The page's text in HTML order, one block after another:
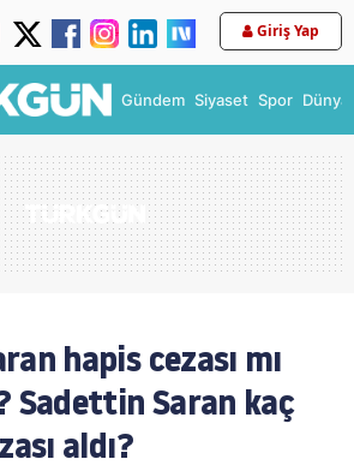
Giriş Yap
Gündem Siyaset Spor Dünya
hapis cezası mı
Sadettin Saran kaç
aldı?